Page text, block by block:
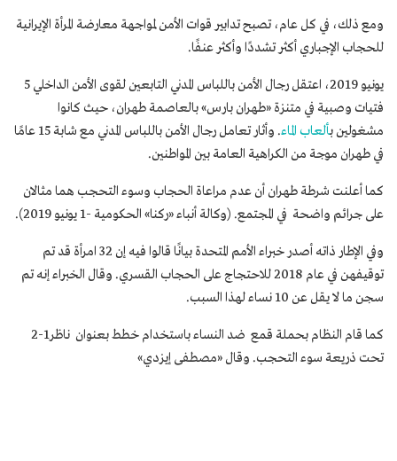
ومع ذلك، في كل عام، تصبح تدابير قوات الأمن لمواجهة معارضة المرأة الإيرانية
للحجاب الإجباري أكثر تشددًا وأكثر عنفًا.
يونيو 2019، اعتقل رجال الأمن باللباس المدني التابعين لقوى الأمن الداخلي 5
فتيات وصبية في متنزة «طهران بارس» بالعاصمة طهران، حيث كانوا
مشغولين ب ألعاب الماء
. وأثار تعامل رجال الأمن باللباس المدني مع شابة 15 عامًا
في طهران موجة من الكراهية العامة بين المواطنين.
كما أعلنت شرطة طهران أن عدم مراعاة الحجاب وسوء التحجب هما مثالان
على جرائم واضحة في المجتمع. (وكالة أنباء «ركنا» الحكومية -1 يونيو 2019).
وفي الإطار ذاته أصدر خبراء الأمم المتحدة بيانًا قالوا فيه إن 32 امرأة قد تم
توقيفهن في عام 2018 للاحتجاج على الحجاب القسري. وقال الخبراء إنه تم
سجن ما لا يقل عن 10 نساء لهذا السبب.
كما قام النظام بحملة قمع ضد النساء باستخدام خطط بعنوان ناظر1-2
تحت ذريعة سوء التحجب. وقال «مصطفى إيزدي»